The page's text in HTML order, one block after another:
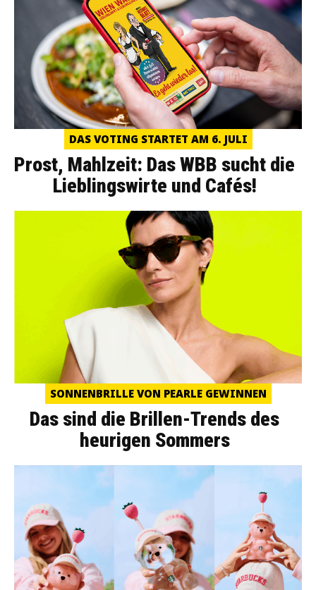
DAS VOTING STARTET AM 6. JULI
Prost, Mahlzeit: Das WBB sucht die
Lieblingswirte und Cafés!
SONNENBRILLE VON PEARLE GEWINNEN
Das sind die Brillen-Trends des
heurigen Sommers